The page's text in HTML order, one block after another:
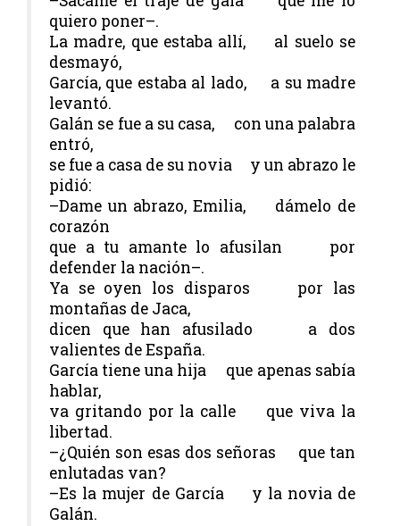
quiero poner–.
La madre, que estaba allí, al suelo se
desmayó,
García, que estaba al lado, a su madre
levantó.
Galán se fue a su casa, con una palabra
entró,
se fue a casa de su novia y un abrazo le
pidió:
–Dame un abrazo, Emilia, dámelo de
corazón
que a tu amante lo afusilan por
defender la nación–.
Ya se oyen los disparos por las
montañas de Jaca,
dicen que han afusilado a dos
valientes de España.
García tiene una hija que apenas sabía
hablar,
va gritando por la calle que viva la
libertad.
–¿Quién son esas dos señoras que tan
enlutadas van?
–Es la mujer de García y la novia de
Galán.